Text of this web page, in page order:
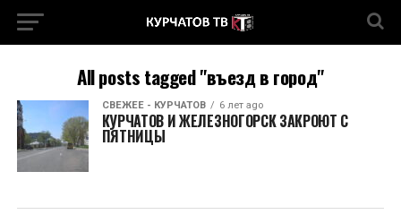
All posts tagged "въезд в город"
СВЕЖЕЕ - КУРЧАТОВ 6 лет ago
КУРЧАТОВ И ЖЕЛЕЗНОГОРСК ЗАКРОЮТ С
ПЯТНИЦЫ